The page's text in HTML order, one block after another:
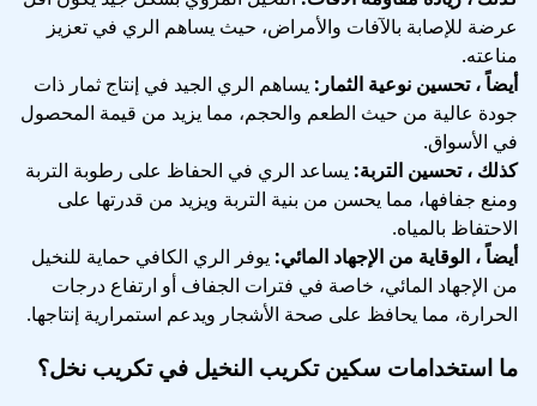
عرضة للإصابة بالآفات والأمراض، حيث يساهم الري في تعزيز
مناعته.
أيضاً ، تحسين نوعية الثمار: يساهم الري الجيد في إنتاج ثمار ذات
جودة عالية من حيث الطعم والحجم، مما يزيد من قيمة المحصول
في الأسواق.
كذلك ، تحسين التربة: يساعد الري في الحفاظ على رطوبة التربة
ومنع جفافها، مما يحسن من بنية التربة ويزيد من قدرتها على
الاحتفاظ بالمياه.
أيضاً ، الوقاية من الإجهاد المائي: يوفر الري الكافي حماية للنخيل
من الإجهاد المائي، خاصة في فترات الجفاف أو ارتفاع درجات
الحرارة، مما يحافظ على صحة الأشجار ويدعم استمرارية إنتاجها.
ما استخدامات سكين تكريب النخيل في تكريب نخل؟